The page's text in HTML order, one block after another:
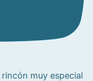
rincón muy especial